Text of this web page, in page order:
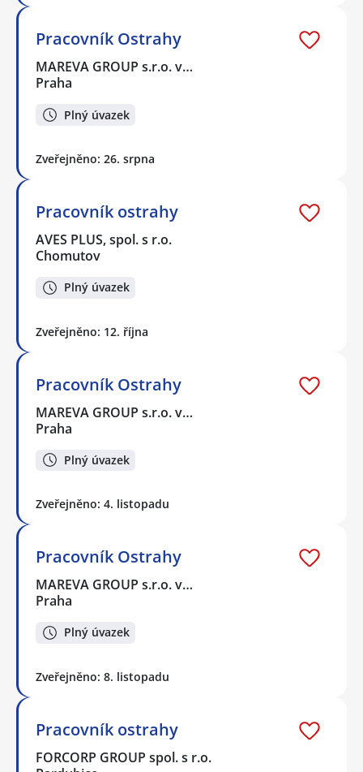
Pracovník Ostrahy
MAREVA GROUP s.r.o. v…
Praha
Plný úvazek
Zveřejněno: 26. srpna
Pracovník ostrahy
AVES PLUS, spol. s r.o.
Chomutov
Plný úvazek
Zveřejněno: 12. října
Pracovník Ostrahy
MAREVA GROUP s.r.o. v…
Praha
Plný úvazek
Zveřejněno: 4. listopadu
Pracovník Ostrahy
MAREVA GROUP s.r.o. v…
Praha
Plný úvazek
Zveřejněno: 8. listopadu
Pracovník ostrahy
FORCORP GROUP spol. s r.o.